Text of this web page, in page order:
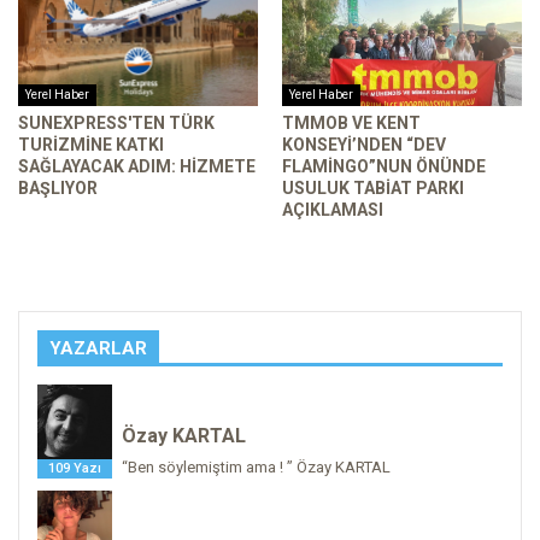
Yerel Haber
SUNEXPRESS'TEN TÜRK
TURIZMINE KATKI
SAĞLAYACAK ADIM: HIZMETE
BAŞLIYOR
Yerel Haber
TMMOB VE KENT
KONSEYI’NDEN “DEV
FLAMINGO”NUN ÖNÜNDE
USULUK TABIAT PARKI
AÇIKLAMASI
YAZARLAR
109 Yazı
Özay KARTAL
“Ben söylemiştim ama ! ” Özay KARTAL